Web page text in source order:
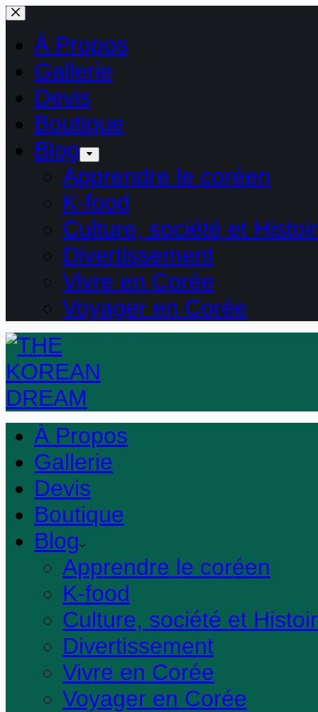
Passer
au
contenuÀ Propos
Gallerie
Devis
Boutique
Blog
Apprendre le coréen
K-food
Culture, société et
Divertissement
Vivre en Corée
Voyager en Corée
À Propos
Gallerie
Devis
Boutique
Blog
Apprendre le coréen
K-food
Culture, société et
Divertissement
Vivre en Corée
Voyager en Corée